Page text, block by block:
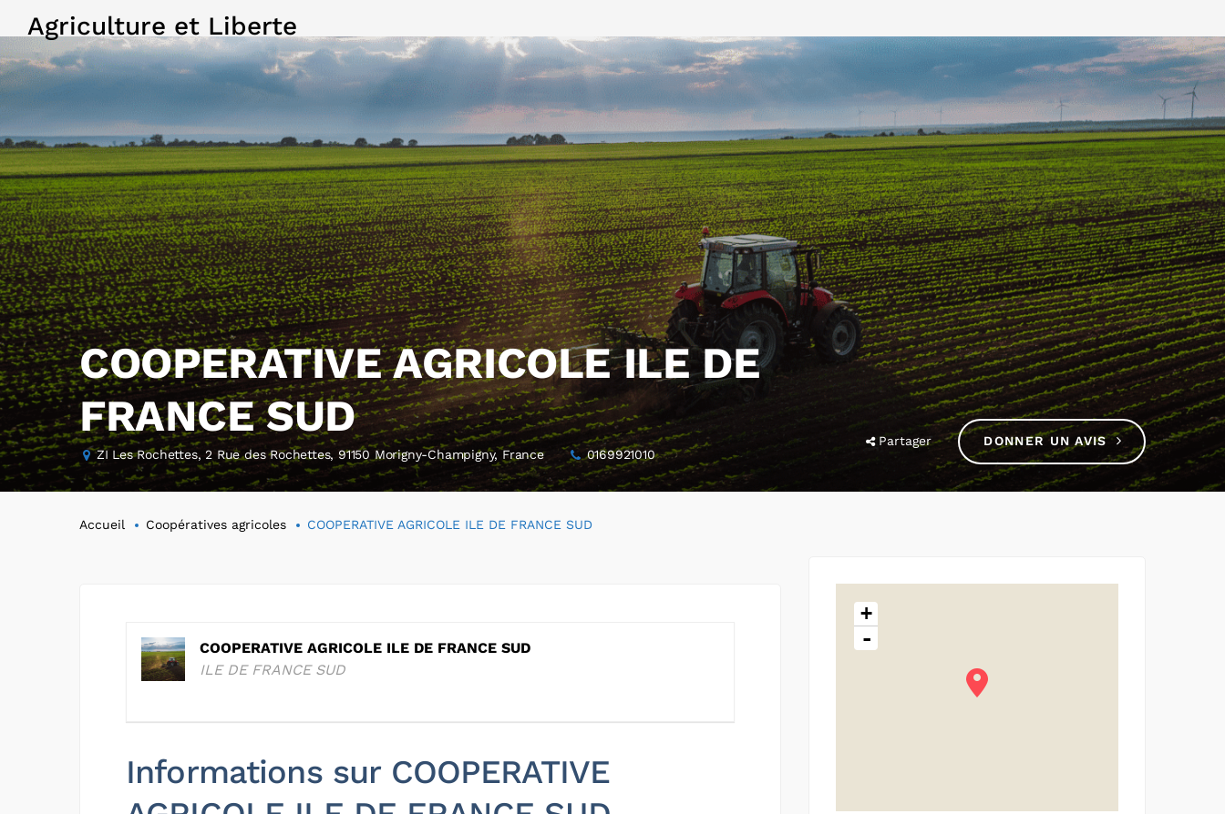
Agriculture et Liberte
COOPERATIVE AGRICOLE ILE DE
FRANCE SUD
ZI Les Rochettes, 2 Rue des Rochettes, 91150 Morigny-Champigny, France 0169921010
Partager DONNER UN AVIS
Accueil Coopératives agricoles COOPERATIVE AGRICOLE ILE DE FRANCE SUD
COOPERATIVE AGRICOLE ILE DE FRANCE SUD
ILE DE FRANCE SUD
Informations sur COOPERATIVE
+
-